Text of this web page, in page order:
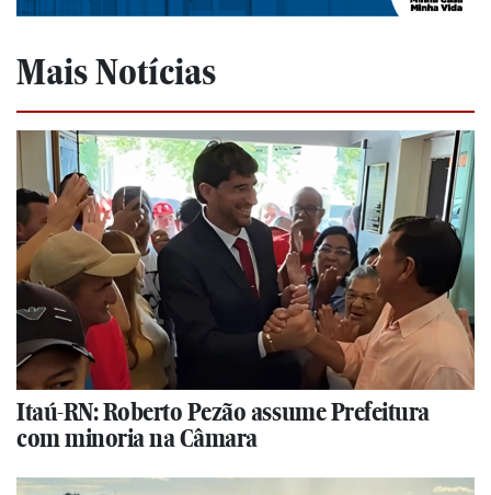
Mais Notícias
Itaú-RN: Roberto Pezão assume Prefeitura
com minoria na Câmara